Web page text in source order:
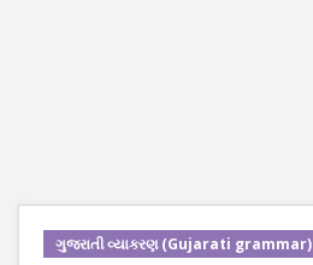
ગુજરાતી વ્યાકરણ (Gujarati grammar)